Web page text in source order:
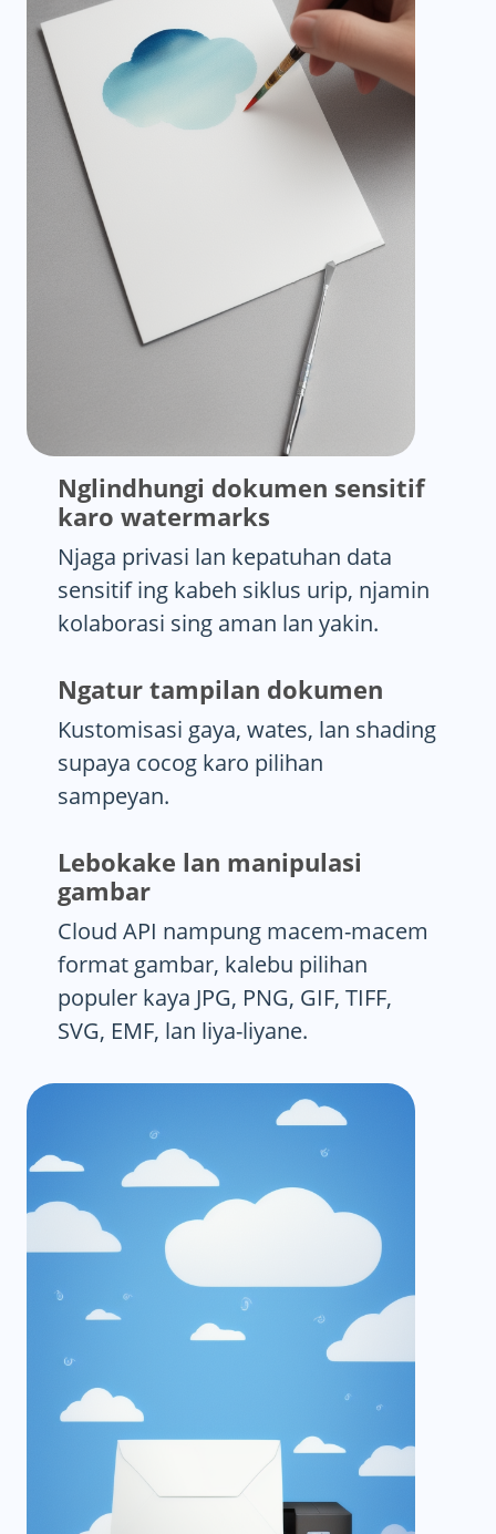
Nglindhungi dokumen sensitif
karo watermarks
Njaga privasi lan kepatuhan data
sensitif ing kabeh siklus urip, njamin
kolaborasi sing aman lan yakin.
Ngatur tampilan dokumen
Kustomisasi gaya, wates, lan shading
supaya cocog karo pilihan
sampeyan.
Lebokake lan manipulasi
gambar
Cloud API nampung macem-macem
format gambar, kalebu pilihan
populer kaya JPG, PNG, GIF, TIFF,
SVG, EMF, lan liya-liyane.